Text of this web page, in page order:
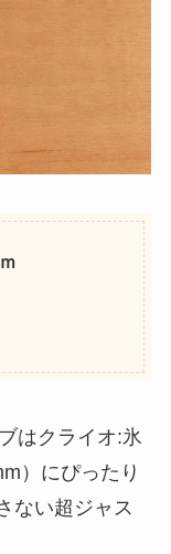
はクライオ:氷
）にぴったり
ない超ジャス